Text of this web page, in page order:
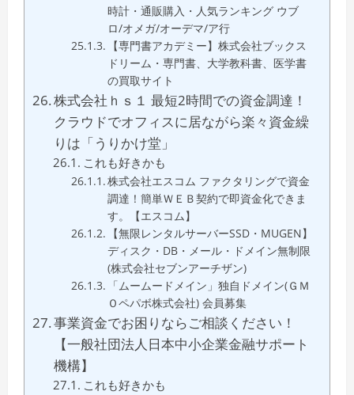
時計・通販購入・人気ランキング ウブ
ロ/オメガ/オーデマ/ア行
【専門書アカデミー】株式会社ブックス
ドリーム・専門書、大学教科書、医学書
の買取サイト
株式会社ｈｓ１ 最短2時間での資金調達！
クラウドでオフィスに居ながら楽々資金繰
りは「うりかけ堂」
これも好きかも
株式会社エスコム ファクタリングで資金
調達！簡単ＷＥＢ契約で即資金化できま
す。【エスコム】
【無限レンタルサーバーSSD・MUGEN】
ディスク・DB・メール・ドメイン無制限
(株式会社セブンアーチザン)
「ムームードメイン」独自ドメイン(ＧＭ
Ｏペパボ株式会社) 会員募集
事業資金でお困りならご相談ください！
【一般社団法人日本中小企業金融サポート
機構】
これも好きかも